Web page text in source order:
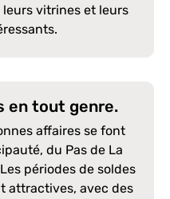
leurs vitrines et leurs
en tout genre.
affaires se font
du Pas de La
périodes de soldes
attractives, avec des